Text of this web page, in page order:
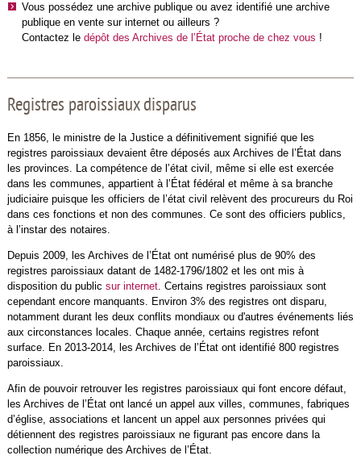
Vous possédez une archive publique ou avez identifié une archive
publique en vente sur internet ou ailleurs ?
Contactez le dépôt des Archives de l’État proche de chez vous !
Registres paroissiaux disparus
En 1856, le ministre de la Justice a définitivement signifié que les
registres paroissiaux devaient être déposés aux Archives de l’État dans
les provinces. La compétence de l’état civil, même si elle est exercée
dans les communes, appartient à l’État fédéral et même à sa branche
judiciaire puisque les officiers de l’état civil relèvent des procureurs du Roi
dans ces fonctions et non des communes. Ce sont des officiers publics,
à l’instar des notaires.
Depuis 2009, les Archives de l’État ont numérisé plus de 90% des
registres paroissiaux datant de 1482-1796/1802 et les ont mis à
disposition du public sur internet. Certains registres paroissiaux sont
cependant encore manquants. Environ 3% des registres ont disparu,
notamment durant les deux conflits mondiaux ou d'autres événements liés
aux circonstances locales. Chaque année, certains registres refont
surface. En 2013-2014, les Archives de l’État ont identifié 800 registres
paroissiaux.
Afin de pouvoir retrouver les registres paroissiaux qui font encore défaut,
les Archives de l’État ont lancé un appel aux villes, communes, fabriques
d’église, associations et lancent un appel aux personnes privées qui
détiennent des registres paroissiaux ne figurant pas encore dans la
collection numérique des Archives de l’État.